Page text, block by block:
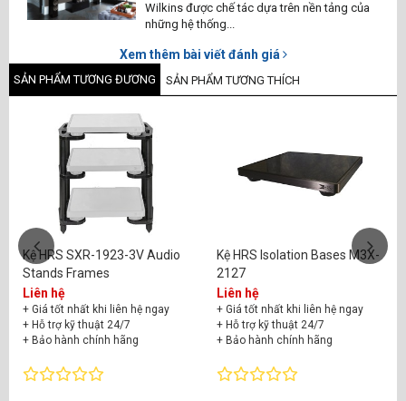
Wilkins được chế tác dựa trên nền tảng của
những hệ thống...
Xem thêm bài viết đánh giá
SẢN PHẨM TƯƠNG ĐƯƠNG SẢN PHẨM TƯƠNG THÍCH
Kệ HRS SXR-1923-3V Audio
Stands Frames
Liên hệ
+ Giá tốt nhất khi liên hệ ngay
+ Hỗ trợ kỹ thuật 24/7
+ Bảo hành chính hãng
Kệ HRS Isolation Bases M3X-
2127
Liên hệ
+ Giá tốt nhất khi liên hệ ngay
+ Hỗ trợ kỹ thuật 24/7
+ Bảo hành chính hãng